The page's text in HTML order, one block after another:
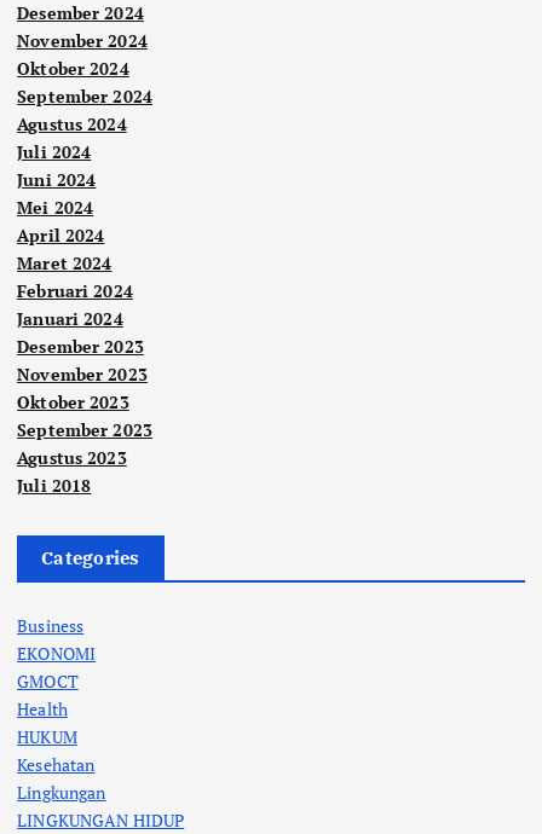
Desember 2024
November 2024
Oktober 2024
September 2024
Agustus 2024
Juli 2024
Juni 2024
Mei 2024
April 2024
Maret 2024
Februari 2024
Januari 2024
Desember 2023
November 2023
Oktober 2023
September 2023
Agustus 2023
Juli 2018
Categories
Business
EKONOMI
GMOCT
Health
HUKUM
Kesehatan
Lingkungan
LINGKUNGAN HIDUP